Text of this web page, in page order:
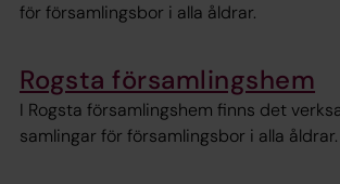
för församlingsbor i alla åldrar.
Rogsta församlingshem
I Rogsta församlingshem finns det
samlingar för församlingsbor i alla åldrar.